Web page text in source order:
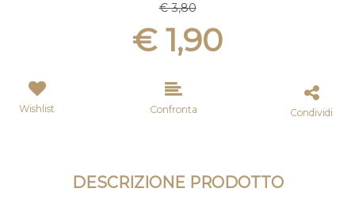
€ 3,80
€ 1,90
Wishlist Confronta Condividi
DESCRIZIONE PRODOTTO